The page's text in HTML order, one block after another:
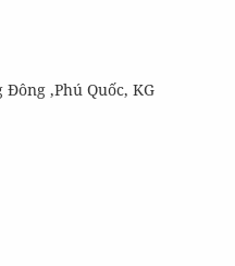
,Phú Quốc, KG